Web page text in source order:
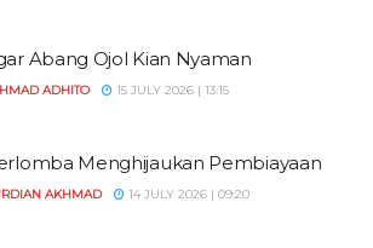
Abang Ojol Kian Nyaman
ADHITO 15 JULY 2026 | 13:15
Menghijaukan Pembiayaan
AKHMAD 14 JULY 2026 | 09:20